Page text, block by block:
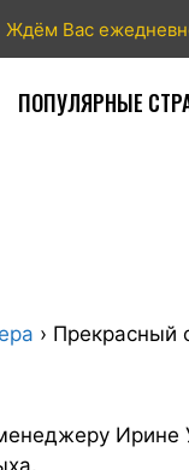
Ждём Вас
ПОПУЛЯРНЫЕ
› Прекрасный
Ирине